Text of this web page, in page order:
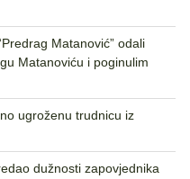
Matanović” odali
Matanoviću i poginulim
ugroženu trudnicu iz
dužnosti zapovjednika